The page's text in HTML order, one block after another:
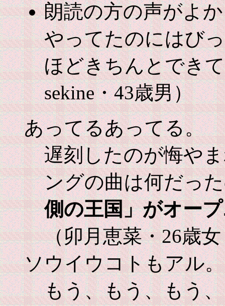
朗読の方の声がよ
やってたのにはび
ほどきちんとでき
sekine・43歳男）
あってるあってる。
遅刻したのが悔や
ングの曲は何だっ
側の王国」がオー
（卯月恵菜・26歳
ソウイウコトもアル。
もう、もう、もう